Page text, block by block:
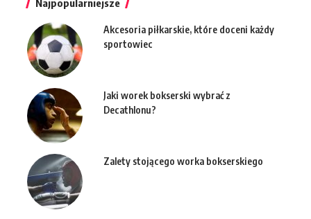
Najpopularniejsze
Akcesoria piłkarskie, które doceni każdy
sportowiec
Jaki worek bokserski wybrać z
Decathlonu?
Zalety stojącego worka bokserskiego